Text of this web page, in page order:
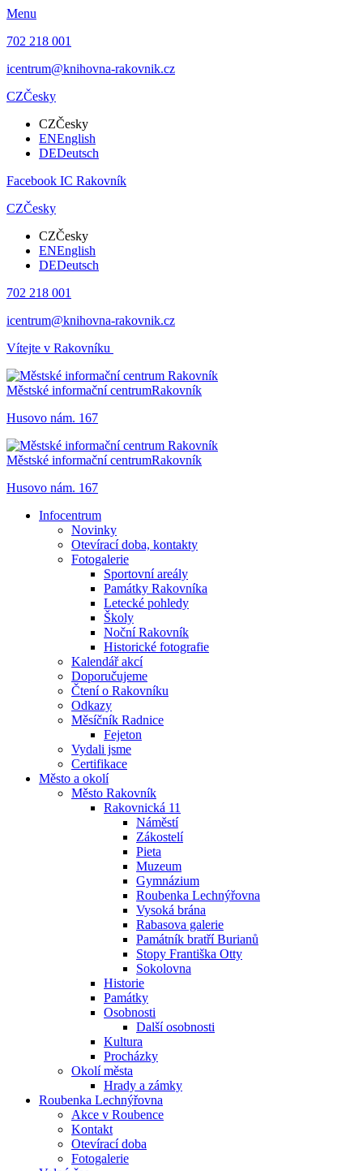
Menu
702 218 001
icentrum@knihovna-rakovnik.cz
CZČesky
CZČesky
ENEnglish
DEDeutsch
Facebook IC Rakovník
CZČesky
CZČesky
ENEnglish
DEDeutsch
702 218 001
icentrum@knihovna-rakovnik.cz
Vítejte v Rakovníku
Městské informační centrumRakovník
Husovo nám. 167
Městské informační centrumRakovník
Husovo nám. 167
Infocentrum
Novinky
Otevírací doba, kontakty
Fotogalerie
Sportovní areály
Památky Rakovníka
Letecké pohledy
Školy
Noční Rakovník
Historické fotografie
Kalendář akcí
Doporučujeme
Čtení o Rakovníku
Odkazy
Měsíčník Radnice
Fejeton
Vydali jsme
Certifikace
Město a okolí
Město Rakovník
Rakovnická 11
Náměstí
Zákostelí
Pieta
Muzeum
Gymnázium
Roubenka Lechnýřovna
Vysoká brána
Rabasova galerie
Památník bratří Burianů
Stopy Františka Otty
Sokolovna
Historie
Památky
Osobnosti
Další osobnosti
Kultura
Procházky
Okolí města
Hrady a zámky
Roubenka Lechnýřovna
Akce v Roubence
Kontakt
Otevírací doba
Fotogalerie